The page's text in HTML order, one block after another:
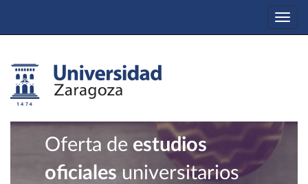
Oferta de estudios
oficiales universitarios